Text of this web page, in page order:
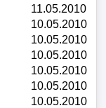
11.05.2010
10.05.2010
10.05.2010
10.05.2010
10.05.2010
10.05.2010
10.05.2010